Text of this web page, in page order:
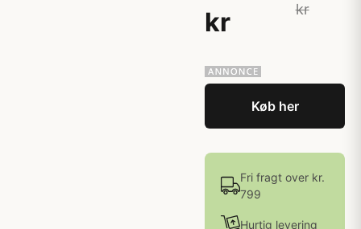
kr
kr
Køb her
Fri fragt over kr.
799
Hurtig levering